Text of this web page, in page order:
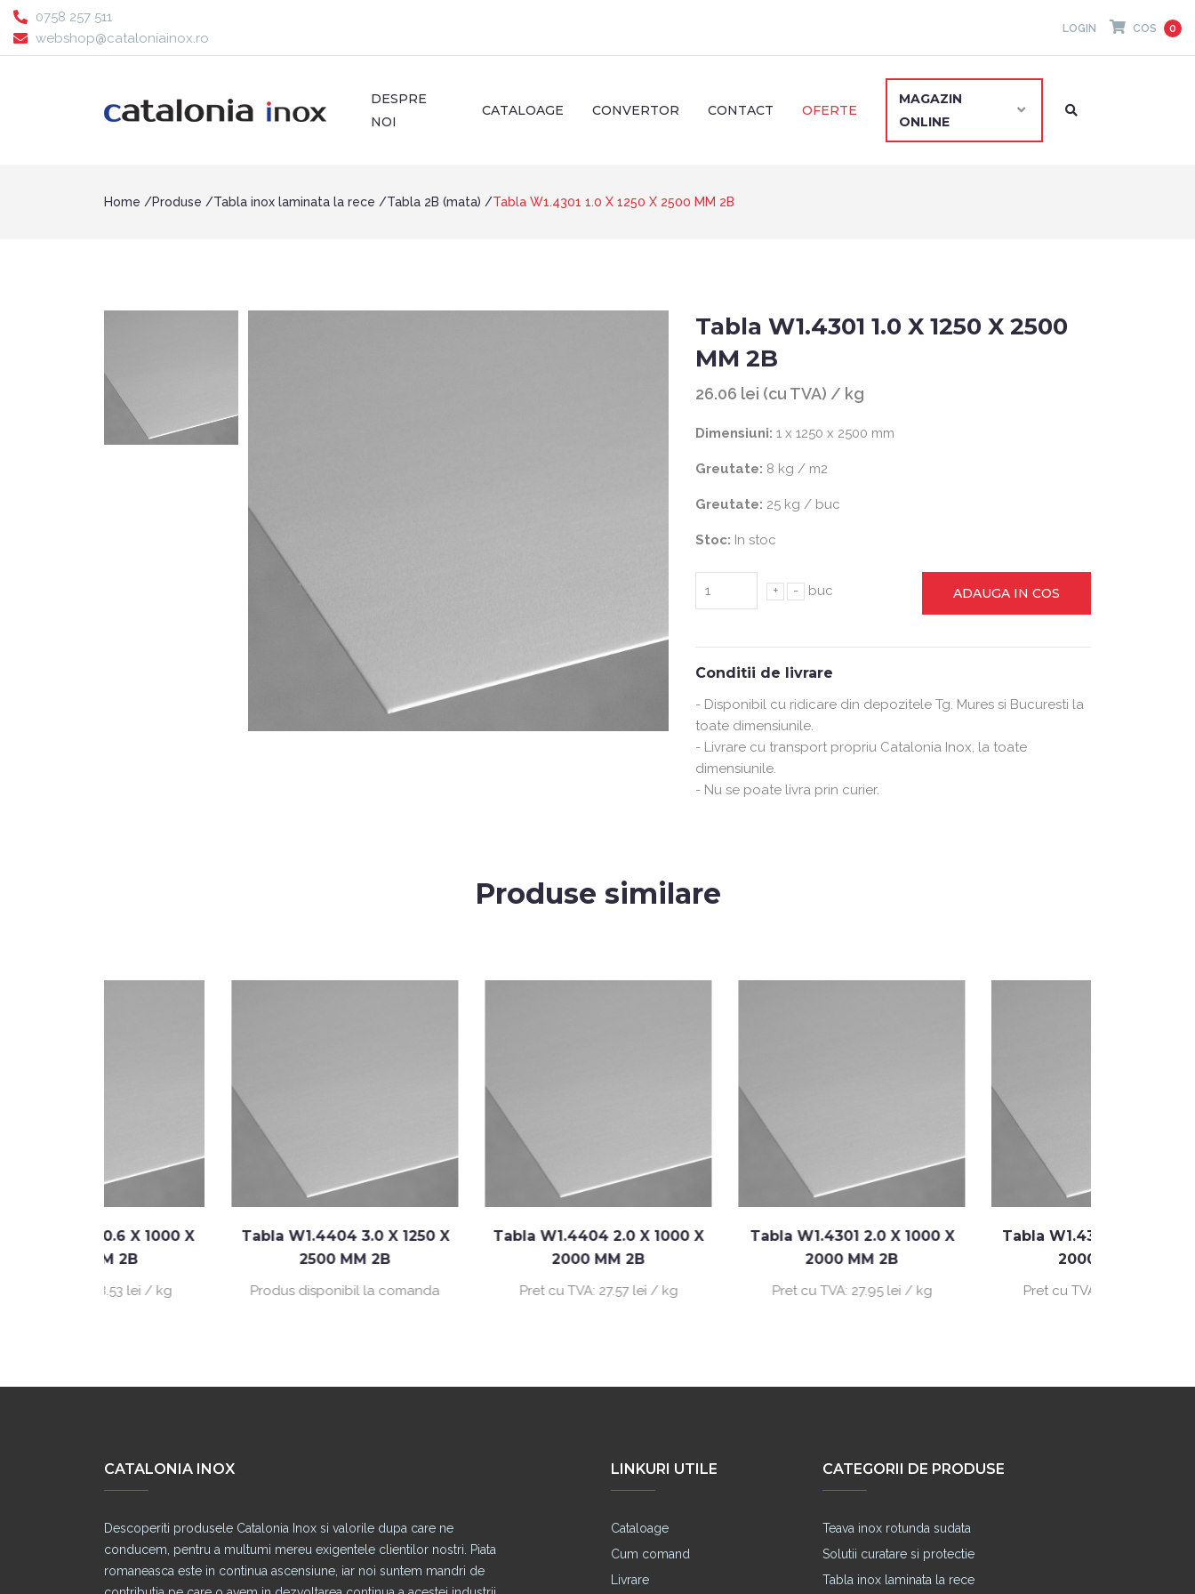
0758 257 511
webshop@cataloniainox.ro
LOGIN COS 0
DESPRE
NOI
CATALOAGE CONVERTOR CONTACT OFERTE
MAGAZIN
ONLINE
Home Produse Tabla inox laminata la rece Tabla 2B (mata) Tabla W1.4301 1.0 X 1250 X 2500 MM 2B
Tabla W1.4301 1.0 X 1250 X 2500
MM 2B
26.06 lei (cu TVA) / kg
Dimensiuni: 1 x 1250 x 2500 mm
Greutate: 8 kg / m2
Greutate: 25 kg / buc
Stoc: In stoc
+ - buc ADAUGA IN COS
Conditii de livrare
- Disponibil cu ridicare din depozitele Tg. Mures si Bucuresti la
toate dimensiunile.
- Livrare cu transport propriu Catalonia Inox, la toate
dimensiunile.
- Nu se poate livra prin curier.
Produse similare
Tabla W1.4404 3.0 X 1250 X
Produs disponibil la comanda
Tabla W1.4404 2.0 X 1000 X
Pret cu TVA: 27.57 lei / kg
Tabla W1.4301 2.0 X 1000 X
Pret cu TVA: 27.95 lei / kg
Tabla W1.4301 0.8 X 1000 X
Pret cu TVA: 28.06 lei / kg
CATALONIA INOX
Descoperiti produsele Catalonia Inox si valorile dupa care ne
conducem, pentru a multumi mereu exigentele clientilor nostri. Piata
romaneasca este in continua ascensiune, iar noi suntem mandri de
LINKURI UTILE
Cataloage
Cum comand
Livrare
CATEGORII DE PRODUSE
Teava inox rotunda sudata
Solutii curatare si protectie
Tabla inox laminata la rece